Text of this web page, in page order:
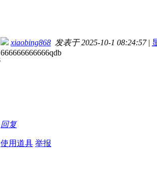
xiaobing868 发表于 2025-10-1 08:24:57 |
666666666666qdb
回复
使用道具 举报